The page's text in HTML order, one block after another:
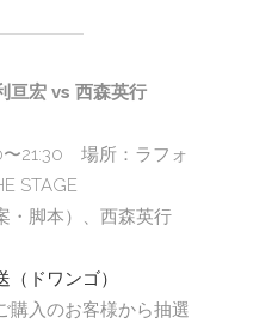
亘宏 vs 西森英行
21:30 場所：ラフォ
STAGE
・脚本）、西森英行
ドワンゴ）
入のお客様から抽選